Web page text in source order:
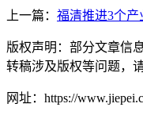
上一篇： 福清推进3个
版权声明：部分文章信
转稿涉及版权等问题，
网址：https://